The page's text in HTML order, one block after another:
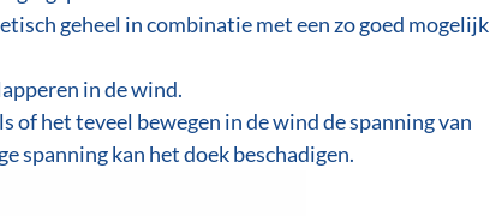
geheel in combinatie met een zo goed mogelijk
in de wind.
of het teveel bewegen in de wind de spanning van
spanning kan het doek beschadigen.